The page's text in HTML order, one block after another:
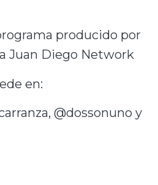
producido por
Juan Diego Network
en:
@dossonuno y